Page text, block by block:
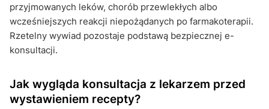
przyjmowanych leków, chorób przewlekłych albo
wcześniejszych reakcji niepożądanych po farmakoterapii.
Rzetelny wywiad pozostaje podstawą bezpiecznej e-
konsultacji.
Jak wygląda konsultacja z lekarzem przed
wystawieniem recepty?